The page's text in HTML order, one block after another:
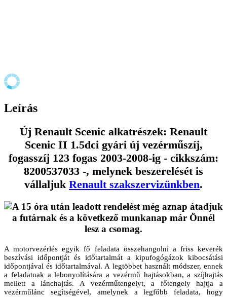
Leírás
Új Renault Scenic alkatrészek: Renault
Scenic II 1.5dci gyári új vezérműszíj,
fogasszíj 123 fogas 2003-2008-ig - cikkszám:
8200537033 -, melynek beszerelését is
vállaljuk Renault szakszervizünkben.
A motorvezérlés egyik fő feladata összehangolni a friss keverék
beszívási időpontját és időtartalmát a kipufogógázok kibocsátási
időpontjával és időtartalmával. A legtöbbet használt módszer, ennek
a feladatnak a lebonyolítására a vezérmű hajtásokban, a szíjhajtás
mellett a lánchajtás. A vezérműtengelyt, a főtengely hajtja a
vezérműlánc segítségével, amelynek a legfőbb feladata, hogy